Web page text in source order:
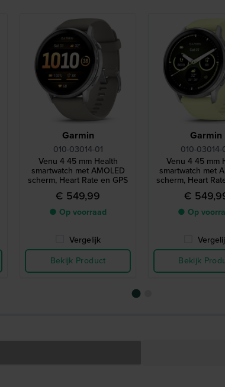
Garmin
010-03014-01
Venu 4 45 mm Health
smartwatch met AMOLED
scherm, Heart Rate en GPS
€ 549,99
● Op voorraad
Vergelijk
Bekijk Product
Garmin
010-03014-
Venu 4 45 mm
smartwatch met
scherm, Heart
€
● Op
Bekijk